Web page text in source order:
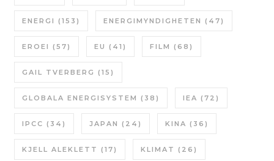
ENERGI (153) ENERGIMYNDIGHETEN (47)
EROEI (57) EU (41) FILM (68)
GAIL TVERBERG (15)
GLOBALA ENERGISYSTEM (38) IEA (72)
IPCC (34) JAPAN (24) KINA (36)
KJELL ALEKLETT (17) KLIMAT (26)